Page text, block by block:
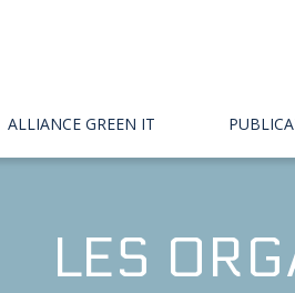
ALLIANCE GREEN IT

LES